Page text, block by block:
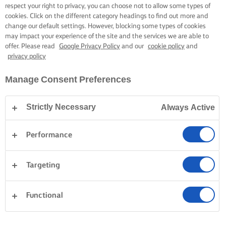
respect your right to privacy, you can choose not to allow some types of
cookies. Click on the different category headings to find out more and
change our default settings. However, blocking some types of cookies
may impact your experience of the site and the services we are able to
offer. Please read
Google Privacy Policy and our cookie policy and
privacy policy
Manage Consent Preferences
Strictly Necessary Always Active
Performance
Targeting
Functional